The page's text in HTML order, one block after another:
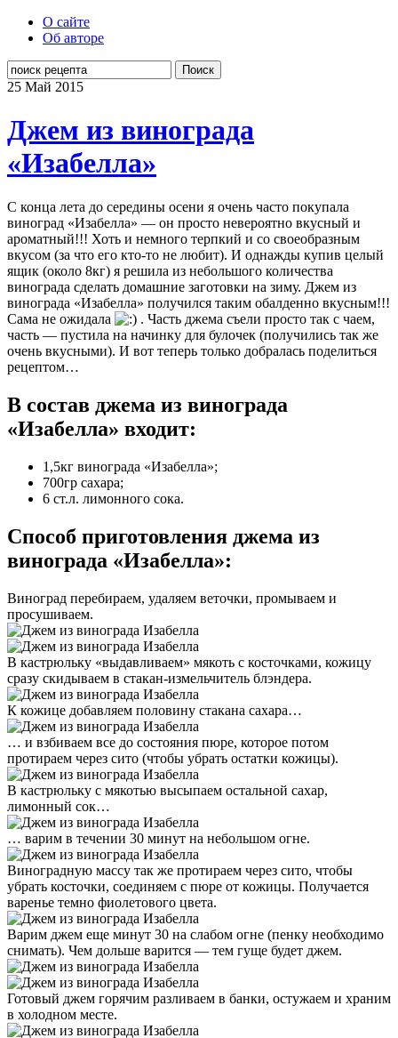
О сайте
Об авторе
Поиск
25 Май 2015
Джем из винограда
«Изабелла»
С конца лета до середины осени я очень часто покупала
виноград «Изабелла» — он просто невероятно вкусный и
ароматный!!! Хоть и немного терпкий и со своеобразным
вкусом (за что его кто-то не любит). И однажды купив целый
ящик (около 8кг) я решила из небольшого количества
винограда сделать домашние заготовки на зиму. Джем из
винограда «Изабелла» получился таким обалденно вкусным!!!
Сама не ожидала
. Часть джема съели просто так с чаем,
часть — пустила на начинку для булочек (получились так же
очень вкусными). И вот теперь только добралась поделиться
рецептом…
В состав джема из винограда
«Изабелла» входит:
1,5кг винограда «Изабелла»;
700гр сахара;
6 ст.л. лимонного сока.
Способ приготовления джема из
винограда «Изабелла»:
Виноград перебираем, удаляем веточки, промываем и
просушиваем.
В кастрюльку «выдавливаем» мякоть с косточками, кожицу
сразу скидываем в стакан-измельчитель блэндера.
К кожице добавляем половину стакана сахара…
… и взбиваем все до состояния пюре, которое потом
протираем через сито (чтобы убрать остатки кожицы).
В кастрюльку с мякотью высыпаем остальной сахар,
лимонный сок…
… варим в течении 30 минут на небольшом огне.
Виноградную массу так же протираем через сито, чтобы
убрать косточки, соединяем с пюре от кожицы. Получается
варенье темно фиолетового цвета.
Варим джем еще минут 30 на слабом огне (пенку необходимо
снимать). Чем дольше варится — тем гуще будет джем.
Готовый джем горячим разливаем в банки, остужаем и храним
в холодном месте.